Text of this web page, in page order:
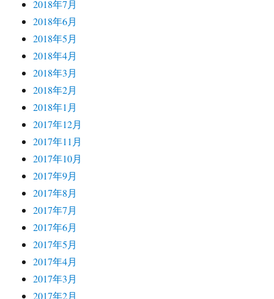
2018年7月
2018年6月
2018年5月
2018年4月
2018年3月
2018年2月
2018年1月
2017年12月
2017年11月
2017年10月
2017年9月
2017年8月
2017年7月
2017年6月
2017年5月
2017年4月
2017年3月
2017年2月